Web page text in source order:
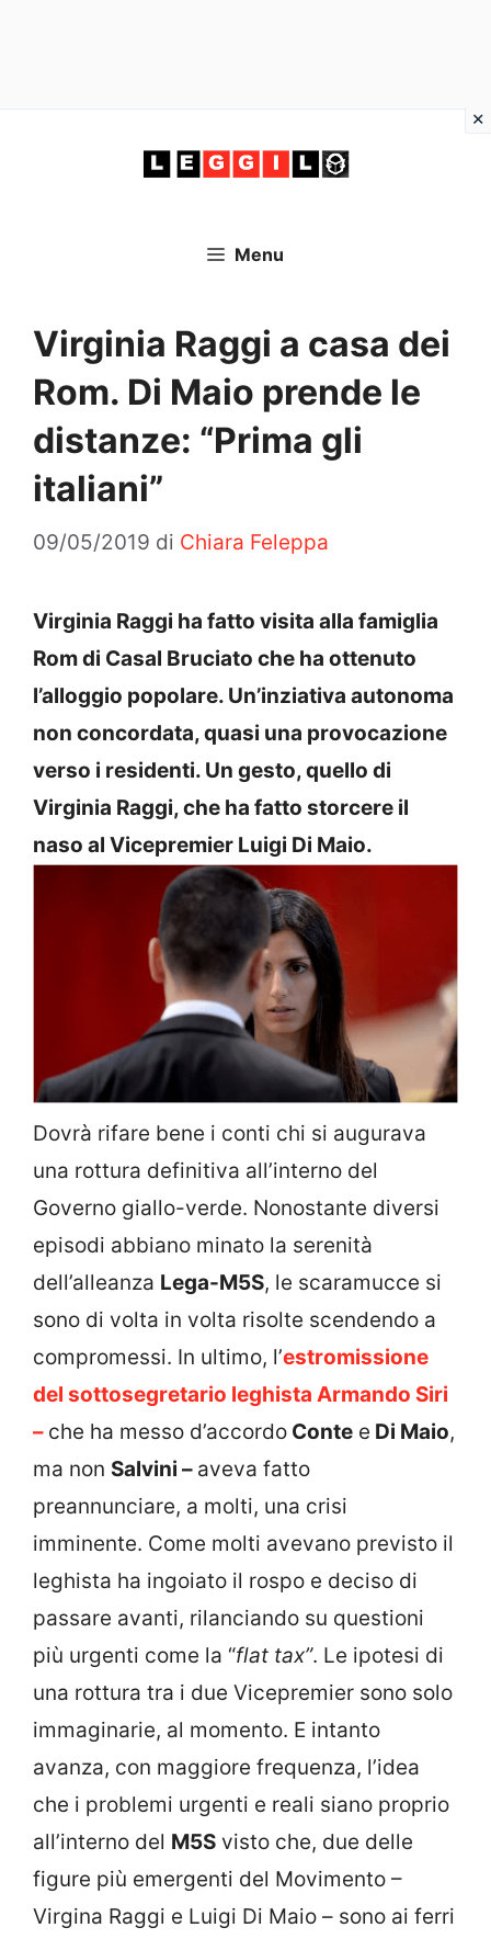
Menu
Virginia Raggi a casa dei
Rom. Di Maio prende le
distanze: “Prima gli
italiani”
09/05/2019 di Chiara Feleppa
Virginia Raggi ha fatto visita alla famiglia
Rom di Casal Bruciato che ha ottenuto
l’alloggio popolare. Un’inziativa autonoma
non concordata, quasi una provocazione
verso i residenti. Un gesto, quello di
Virginia Raggi, che ha fatto storcere il
naso al Vicepremier Luigi Di Maio.
Dovrà rifare bene i conti chi si augurava
una rottura definitiva all’interno del
Governo giallo-verde. Nonostante diversi
episodi abbiano minato la serenità
dell’alleanza Lega-M5S, le scaramucce si
sono di volta in volta risolte scendendo a
compromessi. In ultimo, l’estromissione
del sottosegretario leghista Armando Siri
– che ha messo d’accordo Conte e Di Maio,
ma non Salvini – aveva fatto
preannunciare, a molti, una crisi
imminente. Come molti avevano previsto il
leghista ha ingoiato il rospo e deciso di
passare avanti, rilanciando su questioni
più urgenti come la “flat tax”. Le ipotesi di
una rottura tra i due Vicepremier sono solo
immaginarie, al momento. E intanto
avanza, con maggiore frequenza, l’idea
che i problemi urgenti e reali siano proprio
all’interno del M5S visto che, due delle
figure più emergenti del Movimento –
Virgina Raggi e Luigi Di Maio – sono ai ferri